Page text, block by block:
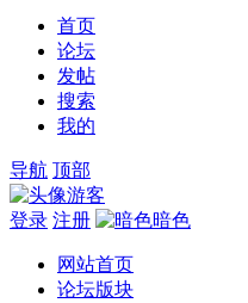
首页
论坛
发帖
搜索
我的
导航 顶部
游客
登录 注册 暗色
网站首页
论坛版块